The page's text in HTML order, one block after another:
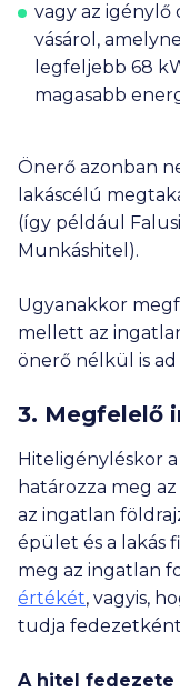
vagy az
vásárol,
legfeljebb 68
magasabb
Önerő azonban
lakáscélú
(így például
Munkáshitel).
Ugyanakkor
mellett az
önerő nélkül is
3. Megfelelő
Hiteligényléskor
határozza meg
az ingatlan
épület és a lakás
meg az ingatlan
értékét, vagyis,
tudja
A hitel fedezete